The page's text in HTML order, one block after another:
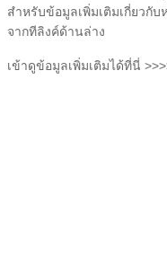
สำหรับข้อมูลเพิ่มเติมเกี่ยวกั
จากทีลิงค์ด้านล่าง
เข้าดูข้อมูลเพิ่มเติมได้ที่นี่